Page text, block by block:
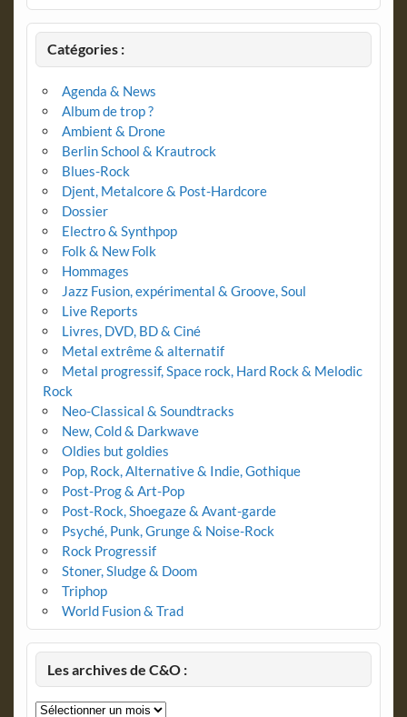
Catégories :
Agenda & News
Album de trop ?
Ambient & Drone
Berlin School & Krautrock
Blues-Rock
Djent, Metalcore & Post-Hardcore
Dossier
Electro & Synthpop
Folk & New Folk
Hommages
Jazz Fusion, expérimental & Groove, Soul
Live Reports
Livres, DVD, BD & Ciné
Metal extrême & alternatif
Metal progressif, Space rock, Hard Rock & Melodic
Rock
Neo-Classical & Soundtracks
New, Cold & Darkwave
Oldies but goldies
Pop, Rock, Alternative & Indie, Gothique
Post-Prog & Art-Pop
Post-Rock, Shoegaze & Avant-garde
Psyché, Punk, Grunge & Noise-Rock
Rock Progressif
Stoner, Sludge & Doom
Triphop
World Fusion & Trad
Les archives de C&O :
Les